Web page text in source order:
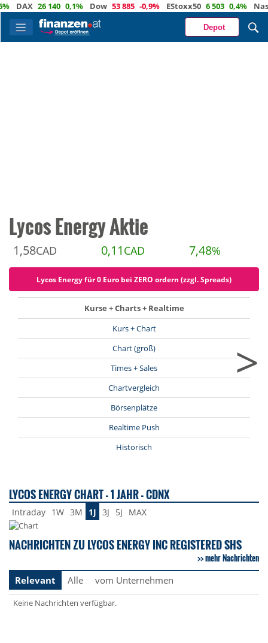
26 140 0,1% Dow 53 885 -0,9% EStoxx50 6 503 0,4% Nasdaq
Depot
Lycos Energy Aktie
1,58CAD 0,11 CAD 7,48%
Lycos Energy für 0 Euro bei ZERO ordern (zzgl. Spreads)
Kurse + Charts + Realtime
Kurs + Chart
Chart (groß)
Times + Sales
Chartvergleich
Börsenplätze
Realtime Push
Historisch
>
LYCOS ENERGY CHART - 1 JAHR - CDNX
Intraday 1W 3M 1J 3J 5J MAX
NACHRICHTEN ZU LYCOS ENERGY INC REGISTERED SHS
mehr Nachrichten
Relevant
Alle vom Unternehmen
Keine Nachrichten verfügbar.